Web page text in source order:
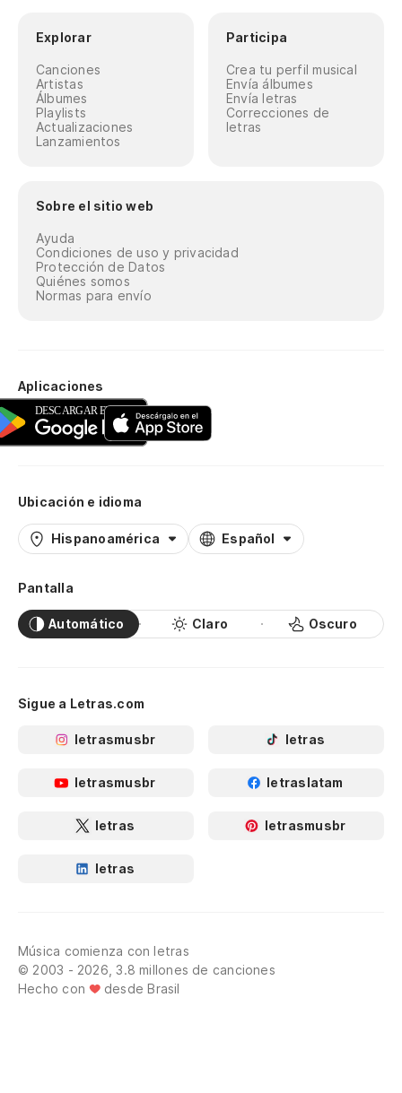
Explorar
Canciones
Artistas
Álbumes
Playlists
Actualizaciones
Lanzamientos
Participa
Crea tu perfil musical
Envía álbumes
Envía letras
Correcciones de
letras
Sobre el sitio web
Ayuda
Condiciones de uso y privacidad
Protección de Datos
Quiénes somos
Normas para envío
Aplicaciones
Ubicación e idioma
Hispanoamérica Español
Pantalla
Automático Claro Oscuro
Sigue a Letras.com
letrasmusbr letras
letrasmusbr letraslatam
letras letrasmusbr
letras
Música comienza con letras
© 2003 - 2026, 3.8 millones de canciones
Hecho con
desde Brasil